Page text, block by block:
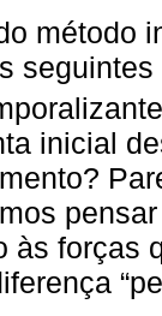
método
inicial
às forças